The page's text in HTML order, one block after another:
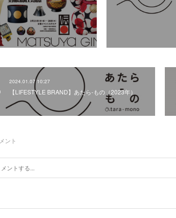
2024.01.07 10:27
【LIFESTYLE BRAND】あたら-もの（2023年）
ント